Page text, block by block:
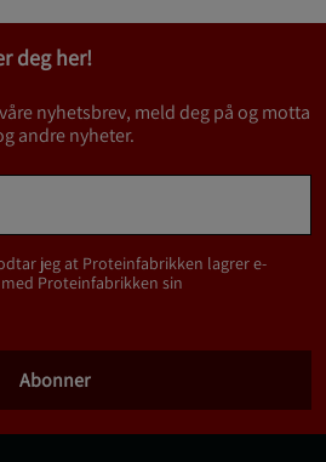
deg her!
nyhetsbrev, meld deg på og motta
andre nyheter.
jeg at Proteinfabrikken lagrer e-
Proteinfabrikken sin
Abonner